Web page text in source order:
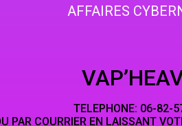
AFFAIRES
VOTRE